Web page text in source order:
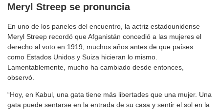
Meryl Streep se pronuncia
En uno de los paneles del encuentro, la actriz estadounidense
Meryl Streep recordó que Afganistán concedió a las mujeres el
derecho al voto en 1919, muchos años antes de que países
como Estados Unidos y Suiza hicieran lo mismo.
Lamentablemente, mucho ha cambiado desde entonces,
observó.
“Hoy, en Kabul, una gata tiene más libertades que una mujer. Una
gata puede sentarse en la entrada de su casa y sentir el sol en la